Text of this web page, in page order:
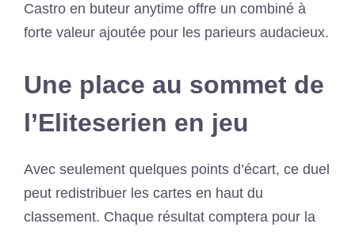
Castro en buteur anytime offre un combiné à
forte valeur ajoutée pour les parieurs audacieux.
Une place au sommet de
l’Eliteserien en jeu
Avec seulement quelques points d’écart, ce duel
peut redistribuer les cartes en haut du
classement. Chaque résultat comptera pour la